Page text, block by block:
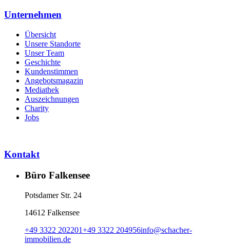
Unternehmen
Übersicht
Unsere Standorte
Unser Team
Geschichte
Kundenstimmen
Angebotsmagazin
Mediathek
Auszeichnungen
Charity
Jobs
Kontakt
Büro Falkensee
Potsdamer Str. 24
14612 Falkensee
+49 3322 202201+49 3322 204956info@schacher-
immobilien.de